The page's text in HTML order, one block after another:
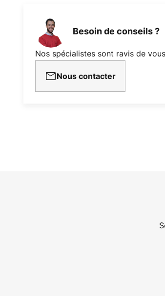
Besoin de conseils ?
Nos spécialistes sont ravis de
Nous contacter